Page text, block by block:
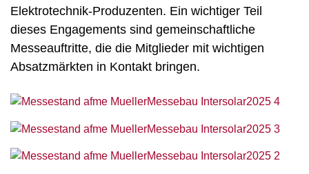
Elektrotechnik-Produzenten. Ein wichtiger Teil
dieses Engagements sind gemeinschaftliche
Messeauftritte, die die Mitglieder mit wichtigen
Absatzmärkten in Kontakt bringen.